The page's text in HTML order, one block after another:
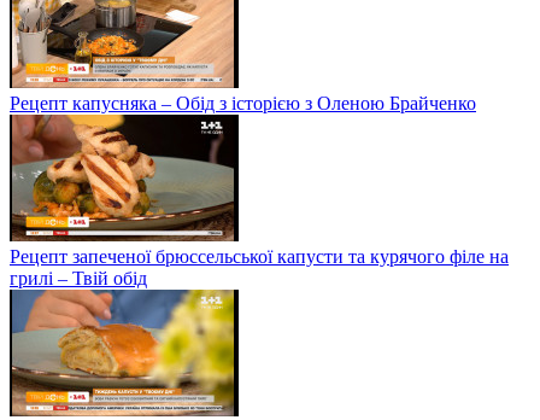
Рецепт капусняка – Обід з історією з Оленою Брайченко
Рецепт запеченої брюссельської капусти та курячого філе на
грилі – Твій обід